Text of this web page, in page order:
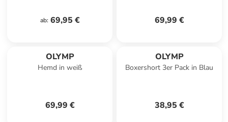
ab: 69,95 € 69,99 €
OLYMP
Hemd in weiß
69,99 €
OLYMP
Boxershort 3er Pack in Blau
38,95 €